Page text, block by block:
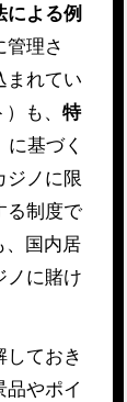
による例
管理さ
まれてい
も、 特
に基づく
ジノに限
る制度で
、国内居
ノに賭け
しておき
品やポイ